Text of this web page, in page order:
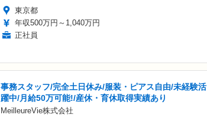
東京都
年収500万円～1,040万円
正社員
事務スタッフ/完全土日休み/服装・ピアス自由/未経験活
躍中/月給50万可能!/産休・育休取得実績あり
MeilleureVie株式会社